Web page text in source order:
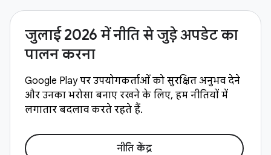
जुलाई 2026 में नीति से जुड़े अपडेट का
पालन करना
Google Play पर उपयोगकर्ताओं को सुरक्षित अनुभव देने
और उनका भरोसा बनाए रखने के लिए, हम नीतियों में
लगातार बदलाव करते रहते हैं.
नीति केंद्र